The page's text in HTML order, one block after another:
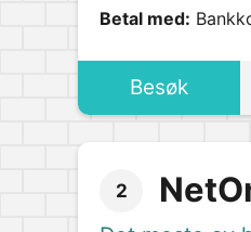
Betal med:
Besøk
2